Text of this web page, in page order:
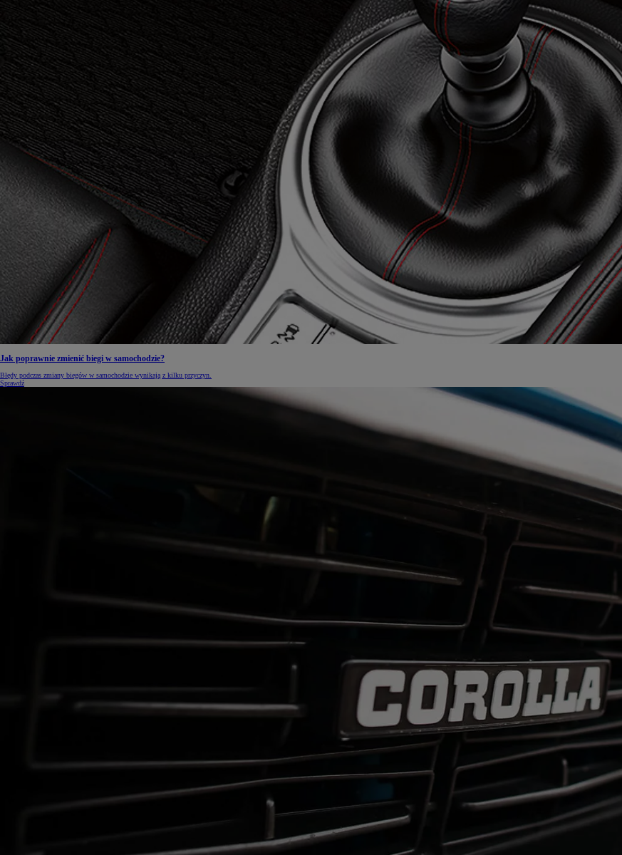
Jak poprawnie zmienić biegi w samochodzie?
Błędy podczas zmiany biegów w samochodzie wynikają z kilku przyczyn.
Sprawdź